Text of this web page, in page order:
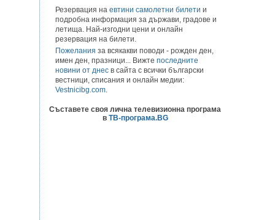
Резервация на евтини самолетни билети и
подробна информация за държави, градове и
летища. Най-изгодни цени и онлайн
резервация на билети.
Пожелания за всякакви поводи - рожден ден,
имен ден, празници... Вижте последните
новини от днес в сайта с всички български
вестници, списания и онлайн медии:
Vestnicibg.com.
Съставете своя лична телевизионна програма
в ТВ-програма.BG